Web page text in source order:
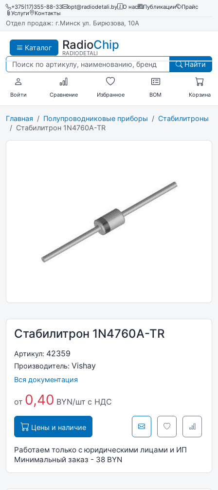
+375(17)355-88-33 opt@radiodetali.by О нас Публикации
Прайс
Услуги
Контакты
Отдел продаж: г.Минск ул. Бирюзова, 10А
Каталог RadioChip
RADIODETALI
Найти
Войти Сравнение Избранное BOM Корзина
Главная Полупроводниковые приборы
Стабилитроны
Стабилитрон 1N4760A-TR
Стабилитрон 1N4760A-TR
Артикул: 42359
Производитель: Vishay
Вся документация
от 0,40 BYN/шт с НДС
Цены и наличие
Работаем только с юридическими лицами и ИП
Минимальный заказ - 38 BYN